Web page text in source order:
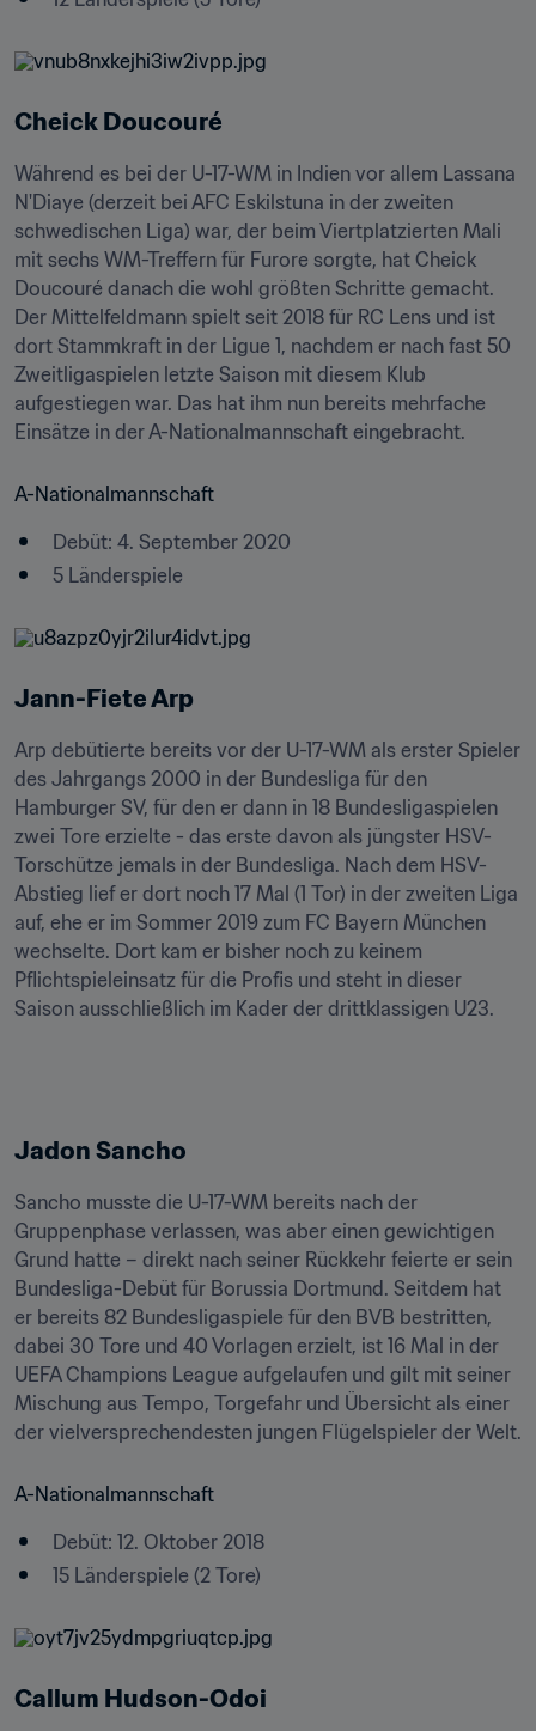
Cheick Doucouré
Während es bei der U-17-WM in Indien vor allem Lassana
N'Diaye (derzeit bei AFC Eskilstuna in der zweiten
schwedischen Liga) war, der beim Viertplatzierten Mali
mit sechs WM-Treffern für Furore sorgte, hat Cheick
Doucouré danach die wohl größten Schritte gemacht.
Der Mittelfeldmann spielt seit 2018 für RC Lens und ist
dort Stammkraft in der Ligue 1, nachdem er nach fast 50
Zweitligaspielen letzte Saison mit diesem Klub
aufgestiegen war. Das hat ihm nun bereits mehrfache
Einsätze in der A-Nationalmannschaft eingebracht.
A-Nationalmannschaft
Debüt: 4. September 2020
5 Länderspiele
Jann-Fiete Arp
Arp debütierte bereits vor der U-17-WM als erster Spieler
des Jahrgangs 2000 in der Bundesliga für den
Hamburger SV, für den er dann in 18 Bundesligaspielen
zwei Tore erzielte - das erste davon als jüngster HSV-
Torschütze jemals in der Bundesliga. Nach dem HSV-
Abstieg lief er dort noch 17 Mal (1 Tor) in der zweiten Liga
auf, ehe er im Sommer 2019 zum FC Bayern München
wechselte. Dort kam er bisher noch zu keinem
Pflichtspieleinsatz für die Profis und steht in dieser
Saison ausschließlich im Kader der drittklassigen U23.
Jadon Sancho
Sancho musste die U-17-WM bereits nach der
Gruppenphase verlassen, was aber einen gewichtigen
Grund hatte – direkt nach seiner Rückkehr feierte er sein
Bundesliga-Debüt für Borussia Dortmund. Seitdem hat
er bereits 82 Bundesligaspiele für den BVB bestritten,
dabei 30 Tore und 40 Vorlagen erzielt, ist 16 Mal in der
UEFA Champions League aufgelaufen und gilt mit seiner
Mischung aus Tempo, Torgefahr und Übersicht als einer
der vielversprechendesten jungen Flügelspieler der Welt.
A-Nationalmannschaft
Debüt: 12. Oktober 2018
15 Länderspiele (2 Tore)
Callum Hudson-Odoi